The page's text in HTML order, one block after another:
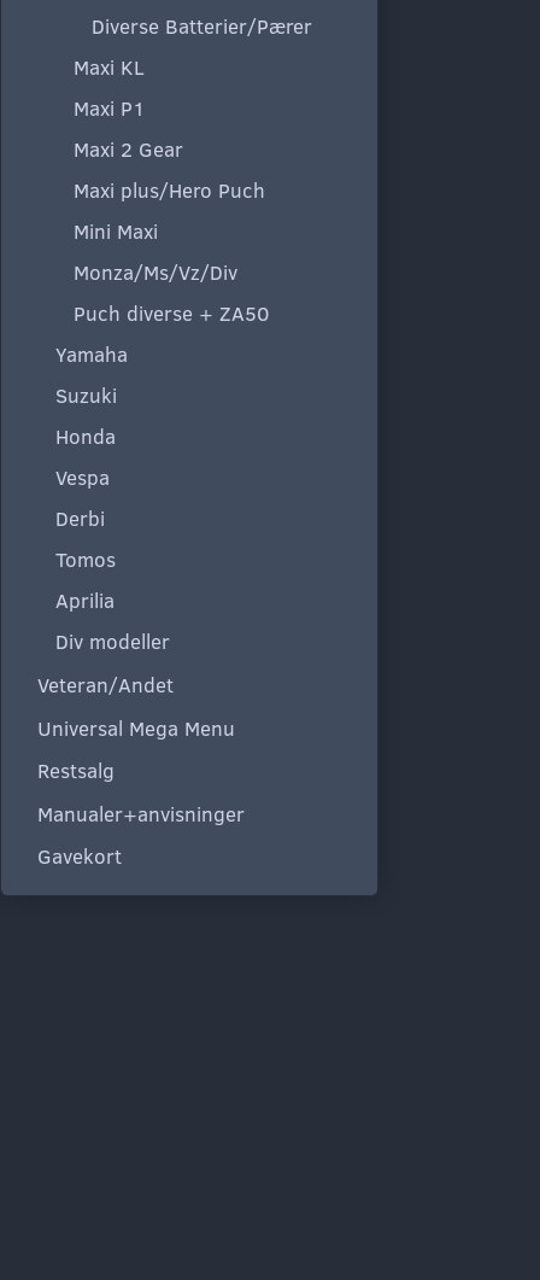
Diverse Batterier/Pærer
Maxi KL
Maxi P1
Maxi 2 Gear
Maxi plus/Hero Puch
Mini Maxi
Monza/Ms/Vz/Div
Puch diverse + ZA50
Yamaha
Suzuki
Honda
Vespa
Derbi
Tomos
Aprilia
Div modeller
Veteran/Andet
Universal Mega Menu
Restsalg
Manualer+anvisninger
Gavekort